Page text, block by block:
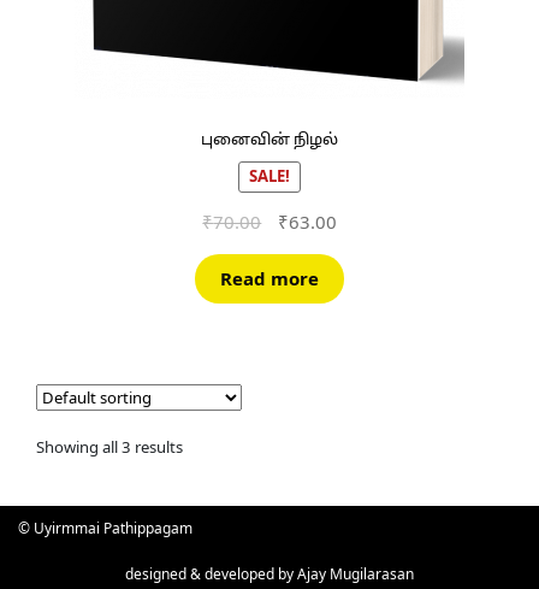
புனைவின் நிழல்
SALE!
₹70.00
Original
was:
₹70.00.
₹63.00Current
is:
₹63.00.
Read more
Showing all 3 results
© Uyirmmai Pathippagam
designed & developed byAjay Mugilarasan